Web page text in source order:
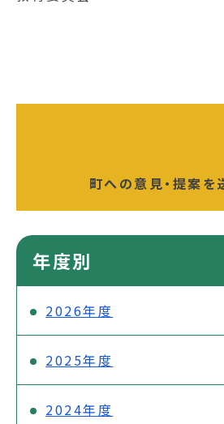
町への意見・提案を
年度別
2026年度
2025年度
2024年度